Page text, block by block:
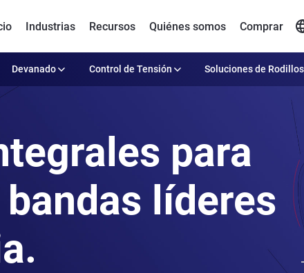
Industrias Recursos Quiénes somos Comprar
Devanado Control de Tensión Soluciones de
para
líderes